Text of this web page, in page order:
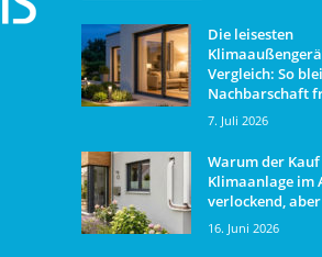
Die leisesten
Vergleich: So
Nachbarschaft
7. Juli 2026
Warum der
Klimaanlage im
verlockend,
16. Juni 2026